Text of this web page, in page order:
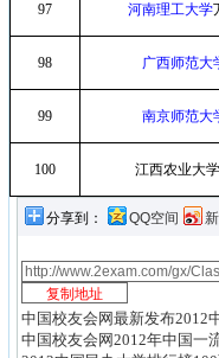
97 河南理工大学
98 广西师范大
99 南京师范大
100 江西农业大
分享到： QQ空间
中国校友会网最新发布2012
中国校友会网2012年中国一